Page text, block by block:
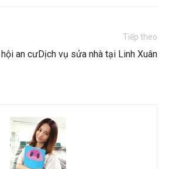
an cư
Tiếp theo
Dịch vụ sửa nhà tại Linh Xuân